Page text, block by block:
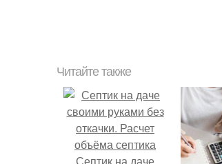
Читайте также